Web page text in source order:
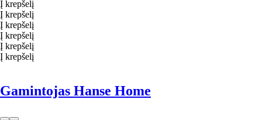
Į krepšelį
Į krepšelį
Į krepšelį
Į krepšelį
Į krepšelį
Į krepšelį
Gamintojas Hanse Home